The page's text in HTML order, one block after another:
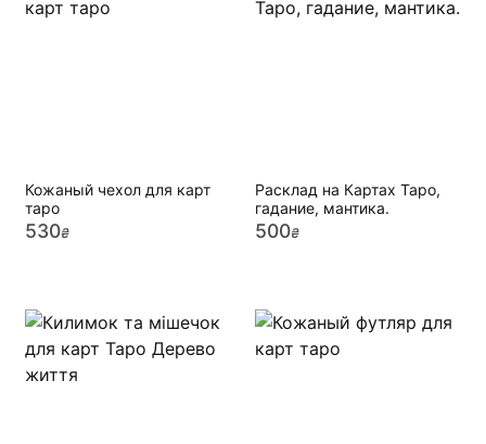
Кожаный чехол для карт
таро
530₴
Расклад на Картах Таро,
гадание, мантика.
500₴